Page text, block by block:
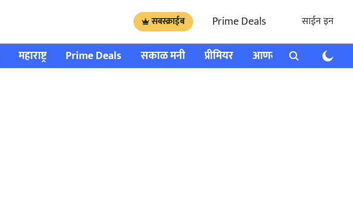
सबस्क्राईब Prime Deals साईन इन
महाराष्ट्र Prime Deals सकाळ मनी प्रीमियर आणखी राशी भविष्य